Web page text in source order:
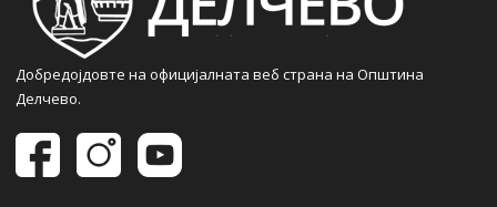
Добредојдовте на официјалната веб страна на Општина
Делчево.